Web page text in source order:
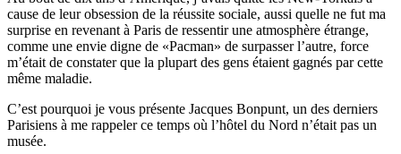
cause de leur obsession de la réussite sociale, aussi quelle ne fut ma
surprise en revenant à Paris de ressentir une atmosphère étrange,
comme une envie digne de «Pacman» de surpasser l’autre, force
m’était de constater que la plupart des gens étaient gagnés par cette
même maladie.
C’est pourquoi je vous présente Jacques Bonpunt, un des derniers
Parisiens à me rappeler ce temps où l’hôtel du Nord n’était pas un
musée.